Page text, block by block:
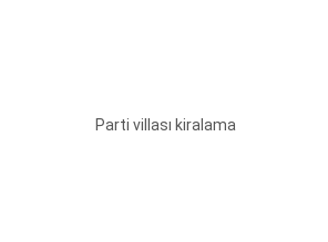
Parti villası kiralama